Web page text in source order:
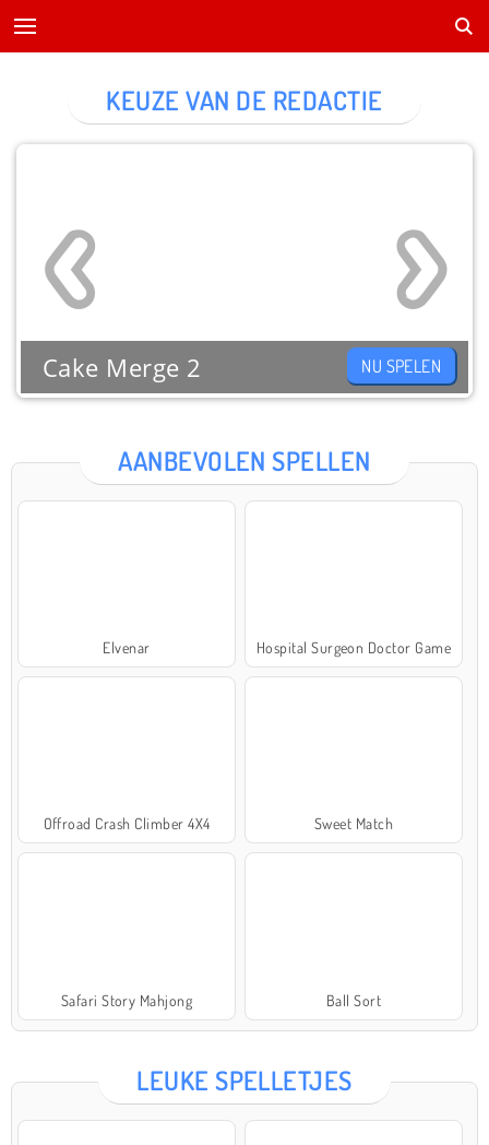
AANBEVOLEN SPELLEN
Elvenar Hospital Surgeon Doctor Game
Offroad Crash Climber 4X4 Sweet Match
Safari Story Mahjong Ball Sort
KEUZE VAN DE REDACTIE
Cake Merge 2 NU SPELEN
LEUKE SPELLETJES